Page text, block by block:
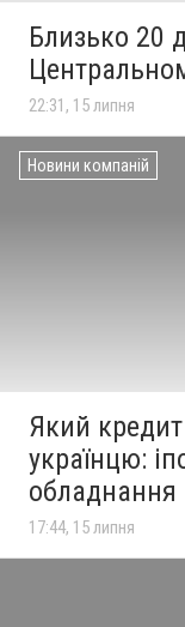
Близько 20
22:31, 15 липня
Новини компаній
Який
українцю:
обладнання
17:44, 15 липня